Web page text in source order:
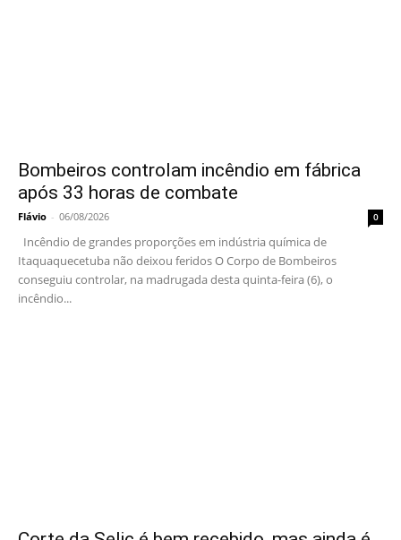
Bombeiros controlam incêndio em fábrica
após 33 horas de combate
Flávio - 06/08/2026 0
Incêndio de grandes proporções em indústria química de
Itaquaquecetuba não deixou feridos O Corpo de Bombeiros
conseguiu controlar, na madrugada desta quinta-feira (6), o
incêndio...